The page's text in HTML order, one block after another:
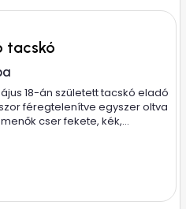
tacskó
18-án született tacskó eladó
féregtelenítve egyszer oltva
cser fekete, kék,...